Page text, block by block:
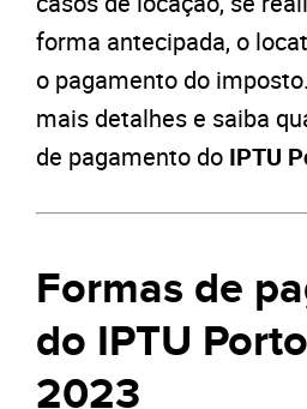
forma antecipada, o
o pagamento do
mais detalhes e saiba
de pagamento do IPTU
Formas de
do IPTU
2023